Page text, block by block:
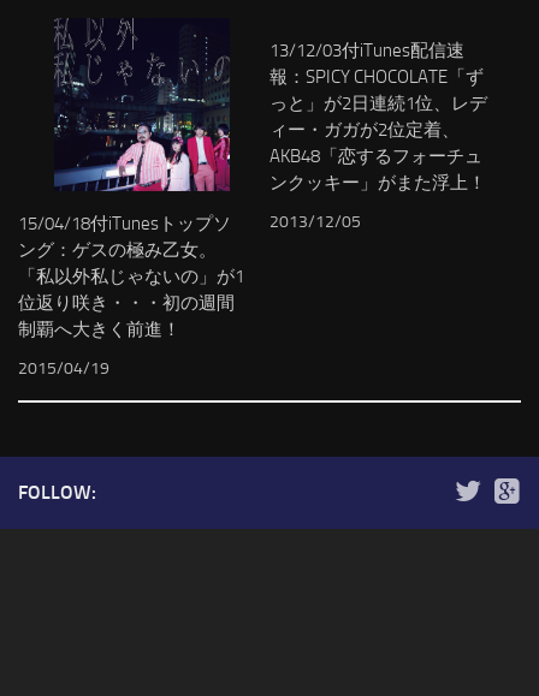
15/04/18付iTunesトップソ
ング：ゲスの極み乙女。
「私以外私じゃないの」が1
位返り咲き・・・初の週間
制覇へ大きく前進！
2015/04/19
13/12/03付iTunes配信速
報：SPICY CHOCOLATE「ず
っと」が2日連続1位、レデ
ィー・ガガが2位定着、
AKB48「恋するフォーチュ
ンクッキー」がまた浮上！
2013/12/05
FOLLOW: